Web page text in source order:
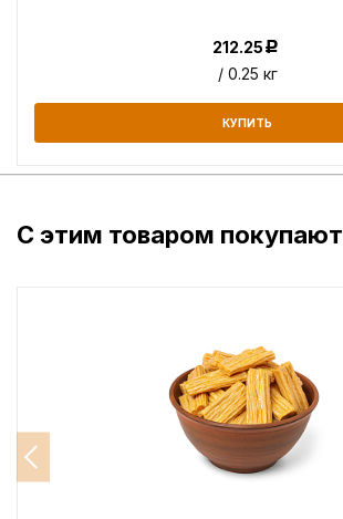
212.25Р
/ 0.25 кг
КУПИТЬ
С этим товаром покупают